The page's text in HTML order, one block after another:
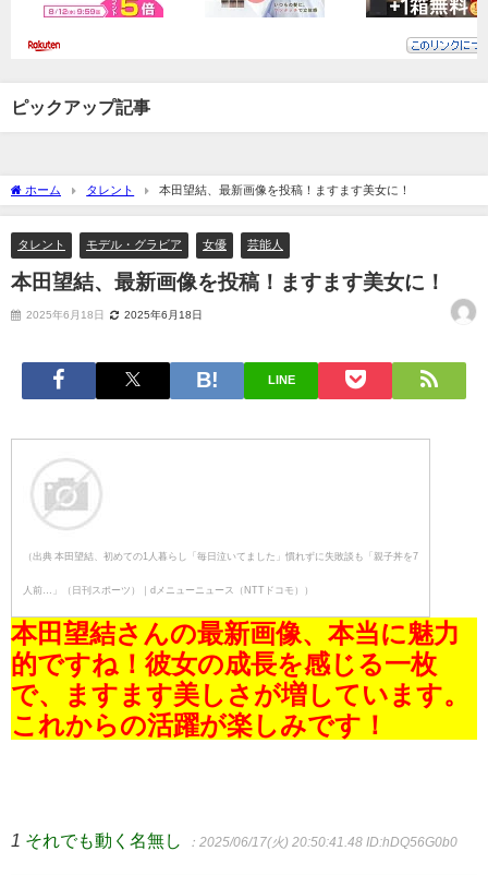
ピックアップ記事
ホーム タレント 本田望結、最新画像を投稿！ますます美女に！
タレント モデル・グラビア 女優 芸能人
本田望結、最新画像を投稿！ますます美女に！
2025年6月18日 2025年6月18日
LINE
（出典 本田望結、初めての1人暮らし「毎日泣いてました」慣れずに失敗談も「親子丼を7
人前…」（日刊スポーツ）｜dメニューニュース（NTTドコモ））
本田望結さんの最新画像、本当に魅力
的ですね！彼女の成長を感じる一枚
で、ますます美しさが増しています。
これからの活躍が楽しみです！
1 それでも動く名無し ：2025/06/17(火) 20:50:41.48 ID:hDQ56G0b0